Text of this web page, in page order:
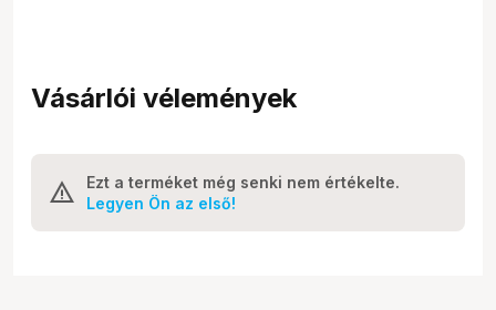
Vásárlói vélemények
Ezt a terméket még senki nem értékelte.
Legyen Ön az első!